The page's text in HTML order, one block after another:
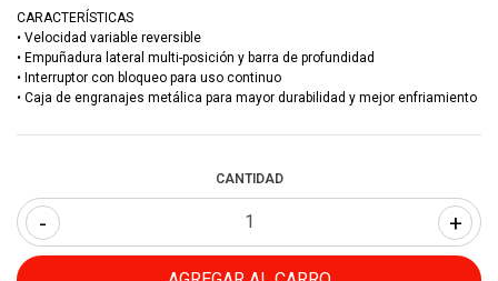
CARACTERÍSTICAS
• Velocidad variable reversible
• Empuñadura lateral multi-posición y barra de profundidad
• Interruptor con bloqueo para uso continuo
• Caja de engranajes metálica para mayor durabilidad y mejor enfriamiento
CANTIDAD
+
-